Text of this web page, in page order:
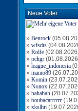
Neue Voter
» Benrock
» wfsdts
» Rolfe
» pchgr
» league_indonesia
» manio89
» Komin
» Nonox
» hahahah
» boubacarrrrrr
» xkslhn